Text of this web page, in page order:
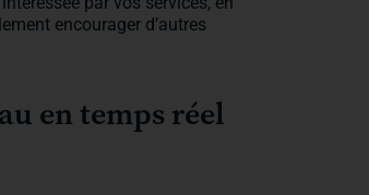
encourager d’autres
en temps réel